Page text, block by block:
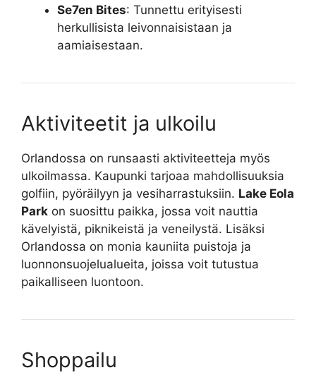
Se7en Bites: Tunnettu erityisesti
herkullisista leivonnaisistaan ja
aamiaisestaan.
Aktiviteetit ja ulkoilu
Orlandossa on runsaasti aktiviteetteja myös
ulkoilmassa. Kaupunki tarjoaa mahdollisuuksia
golfiin, pyöräilyyn ja vesiharrastuksiin. Lake Eola
Park on suosittu paikka, jossa voit nauttia
kävelyistä, piknikeistä ja veneilystä. Lisäksi
Orlandossa on monia kauniita puistoja ja
luonnonsuojelualueita, joissa voit tutustua
paikalliseen luontoon.
Shoppailu